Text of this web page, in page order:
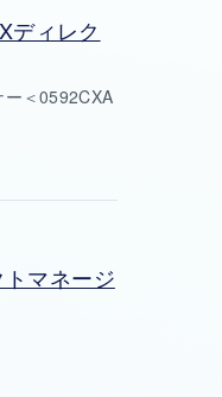
ディレク
ー＜0592CXA
マネージ